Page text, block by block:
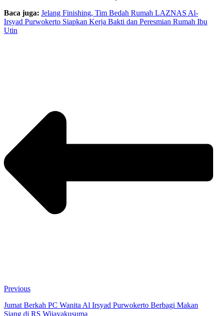
Baca juga: Jelang Finishing, Tim Bedah Rumah LAZNAS Al-
Irsyad Purwokerto Siapkan Kerja Bakti dan Peresmian Rumah Ibu
Utin
Previous
Jumat Berkah PC Wanita Al Irsyad Purwokerto Berbagi Makan
Siang di RS Wijayakusuma